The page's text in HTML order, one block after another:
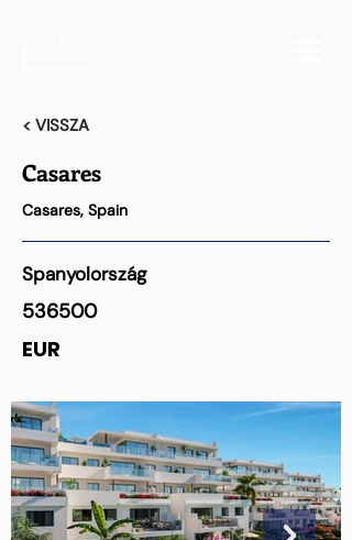
< VISSZA
Casares
Casares, Spain
Spanyolország
536500
EUR